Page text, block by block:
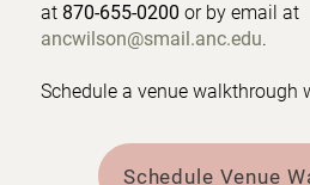
at 870-655-0200 or by email at
ancwilson@smail.anc.edu.
Schedule a venue walkthrough
Schedule Venue